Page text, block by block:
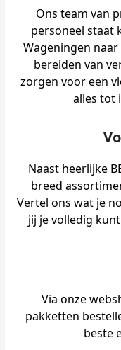
Ons team van
personeel staat
Wageningen
bereiden van
zorgen voor een
alles tot
Naast heerlijke
breed
Vertel ons wat je
jij je volledig
Via onze
pakketten
beste